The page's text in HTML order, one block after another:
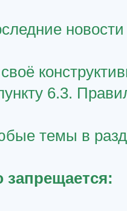
6.3.
темы в
запрещается: